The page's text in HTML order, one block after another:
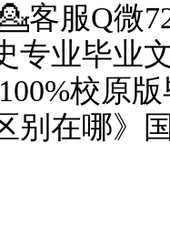
客服Q微
专业毕业
校原
别在哪》